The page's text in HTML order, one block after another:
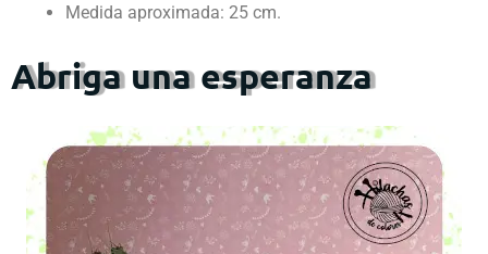
Medida aproximada: 25 cm.
Abriga una esperanza